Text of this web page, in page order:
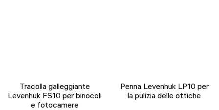
Tracolla galleggiante
Levenhuk FS10 per binocoli
e fotocamere
Penna Levenhuk LP10 per
la pulizia delle ottiche